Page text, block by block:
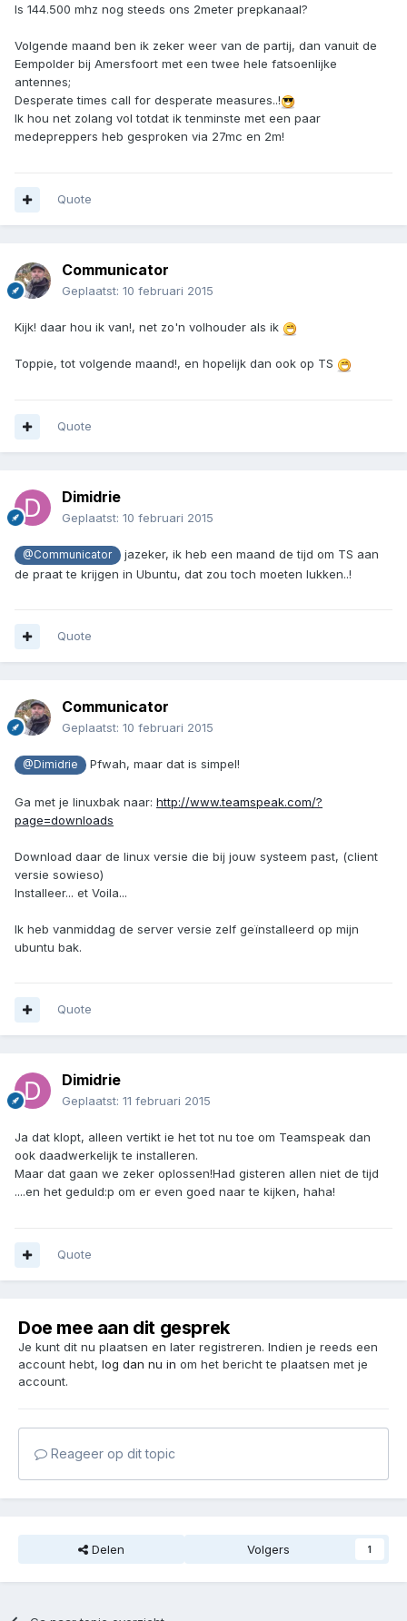
Is 144.500 mhz nog steeds ons 2meter prepkanaal?
Volgende maand ben ik zeker weer van de partij, dan vanuit de
Eempolder bij Amersfoort met een twee hele fatsoenlijke
antennes;
Desperate times call for desperate measures..!
Ik hou net zolang vol totdat ik tenminste met een paar
medepreppers heb gesproken via 27mc en 2m!
Quote
Communicator
Geplaatst: 10 februari 2015
Kijk! daar hou ik van!, net zo'n volhouder als ik
Toppie, tot volgende maand!, en hopelijk dan ook op TS
Quote
Dimidrie
Geplaatst: 10 februari 2015
@Communicator
jazeker, ik heb een maand de tijd om TS aan
de praat te krijgen in Ubuntu, dat zou toch moeten lukken..!
Quote
Communicator
Geplaatst: 10 februari 2015
@Dimidrie Pfwah, maar dat is simpel!
Ga met je linuxbak naar: http://www.teamspeak.com/?
page=downloads
Download daar de linux versie die bij jouw systeem past, (client
versie sowieso)
Installeer... et Voila...
Ik heb vanmiddag de server versie zelf geïnstalleerd op mijn
ubuntu bak.
Quote
Dimidrie
Geplaatst: 11 februari 2015
Ja dat klopt, alleen vertikt ie het tot nu toe om Teamspeak dan
ook daadwerkelijk te installeren.
Maar dat gaan we zeker oplossen!Had gisteren allen niet de tijd
....en het geduld:p om er even goed naar te kijken, haha!
Quote
Doe mee aan dit gesprek
Je kunt dit nu plaatsen en later registreren. Indien je reeds een
account hebt, log dan nu in om het bericht te plaatsen met je
account.
Reageer op dit topic
Delen Volgers 1